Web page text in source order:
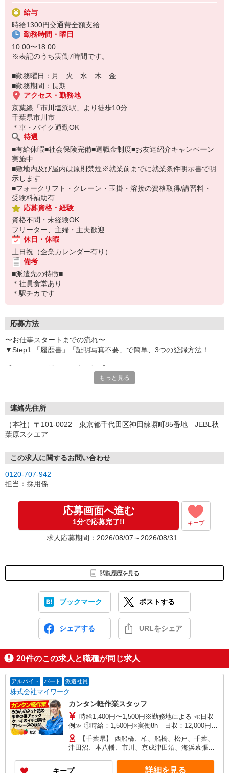
★★履歴書・証明写真は不要！★★
また、ご登録済の方はお仕事の紹介がスムーズです。
ご応募お待ちしています。
給与
時給1300円交通費全額支給
勤務時間・曜日
10:00〜18:00
※表記のうち実働7時間です。
■勤務曜日：月 火 水 木 金
■勤務期間：長期
アクセス・勤務地
京葉線「市川塩浜駅」より徒歩10分
千葉県市川市
＊車・バイク通勤OK
待遇
■有給休暇■社会保険完備■退職金制度■お友達紹介キャンペーン
実施中
■敷地内及び屋内は原則禁煙※就業前までに就業条件明示書で明
示します
■フォークリフト・クレーン・玉掛・溶接の資格取得/講習料・
受験料補助有
応募資格・経験
資格不問・未経験OK
フリーター、主婦・主夫歓迎
休日・休暇
土日祝（企業カレンダー有り）
備考
■派遣先の特徴■
＊社員食堂あり
＊駅チカです
応募方法
〜お仕事スタートまでの流れ〜
▼Step1 「履歴書」「証明写真不要」で簡単、3つの登録方法！
いつでも好きな時間に登録OK
受付時間/平日9:00〜19:00
【来場登録（目安1時間30分）】
▼Step2 全国にあるお仕事の中から、あなたにピッタリのお仕事を
ご案内
▼Step3 就業前に職場見学で気になる事はしっかりチェック！
応募⇒最短で2日後からの勤務も可能です！
もっと見る
連絡先住所
（本社）〒101-0022 東京都千代田区神田練塀町85番地 JEBL秋
葉原スクエア
この求人に関するお問い合わせ
0120-707-942
担当：採用係
応募画面へ進む
1分で応募完了!! キープ
求人応募期間：2026/08/07～2026/08/31
閲覧履歴を見る
ブックマーク ポストする
シェアする URLをシェア
20件のこの求人と職種が同じ求人
アルバイト パート 派遣社員
株式会社マイワーク
カンタン軽作業スタッフ
時給1,400円〜1,500円※勤務地による ≪日収
例≫ ①時給：1,500円×実働8h 日収：12,000円
②時給：1,450円×実働8h+期間限定特別手当：400
円 日収：12,000円 ③時給：1,400円×実働8h+期
間限定特別手当：800円 日収：12,000円 ◎日払
い・週払い選択可能（日払いは手数料なし） ◎残
【千葉県】 西船橋、柏、船橋、松戸、千葉、
津田沼、本八幡、市川、京成津田沼、海浜幕張、
沼、南柏、行徳、馬橋、他 他にも一都三県各地に
キープ 詳細を見る